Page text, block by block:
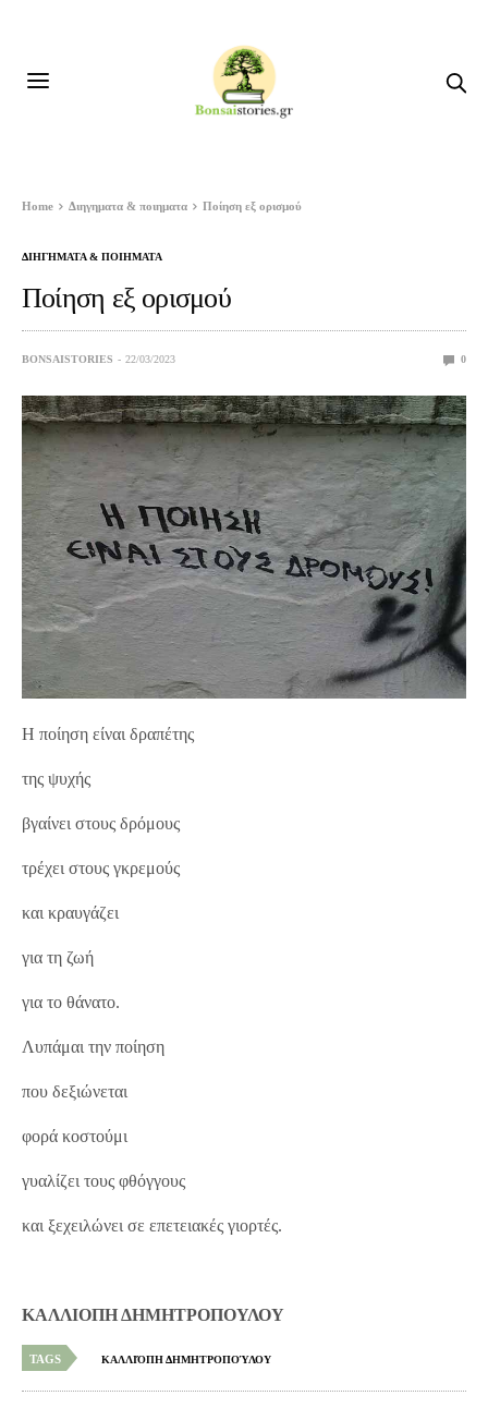
Home Διηγηματα & ποιηματα Ποίηση εξ ορισμού
ΔΙΗΓΗΜΑΤΑ & ΠΟΙΗΜΑΤΑ
Ποίηση εξ ορισμού
BONSAISTORIES 22/03/2023 0
Η ποίηση είναι δραπέτης
της ψυχής
βγαίνει στους δρόμους
τρέχει στους γκρεμούς
και κραυγάζει
για τη ζωή
για το θάνατο.
Λυπάμαι την ποίηση
που δεξιώνεται
φορά κοστούμι
γυαλίζει τους φθόγγους
και ξεχειλώνει σε επετειακές γιορτές.
ΚΑΛΛΙΟΠΗ ΔΗΜΗΤΡΟΠΟΥΛΟΥ
TAGS ΚΑΛΛΙΌΠΗ ΔΗΜΗΤΡΟΠΟΎΛΟΥ